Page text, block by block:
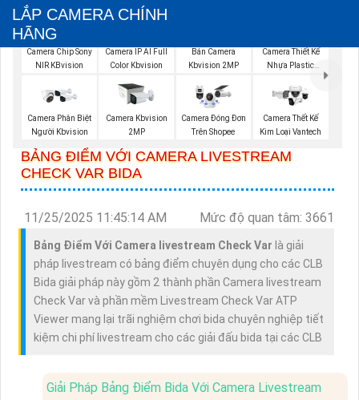
LẮP CAMERA CHÍNH
HÃNG
Camera Chip Sony
NIR KBvision
Camera IP AI Full
Color Kbvision
Bán Camera
Kbvision 2MP
Camera Thiết Kế
Nhựa Plastic
Camera Phân Biệt
Người Kbvision
Camera Kbvision
2MP
Camera Đóng Đơn
Trên Shopee
Camera Thết Kế
Kim Loại Vantech
BẢNG ĐIỂM VỚI CAMERA LIVESTREAM
CHECK VAR BIDA
11/25/2025 11:45:14 AM Mức độ quan tâm: 3661
Bảng Điểm Với Camera livestream Check Var là giải
pháp livestream có bảng điểm chuyên dụng cho các CLB
Bida giải pháp này gồm 2 thành phần Camera livestream
Check Var và phần mềm Livestream Check Var ATP
Viewer mang lại trãi nghiệm chơi bida chuyên nghiệp tiết
kiệm chi phí livestream cho các giải đấu bida tại các CLB
Giải Pháp Bảng Điểm Bida Với Camera Livestream